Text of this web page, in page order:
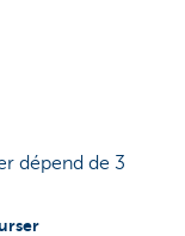
dépend de 3